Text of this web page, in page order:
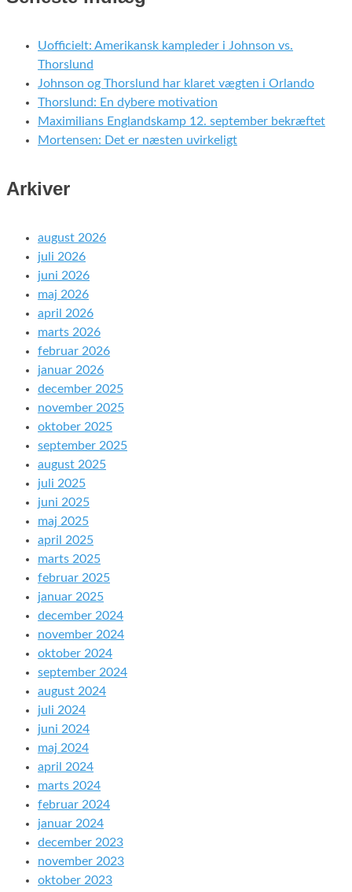
Uofficielt: Amerikansk kampleder i Johnson vs.
Thorslund
Johnson og Thorslund har klaret vægten i Orlando
Thorslund: En dybere motivation
Maximilians Englandskamp 12. september bekræftet
Mortensen: Det er næsten uvirkeligt
Arkiver
august 2026
juli 2026
juni 2026
maj 2026
april 2026
marts 2026
februar 2026
januar 2026
december 2025
november 2025
oktober 2025
september 2025
august 2025
juli 2025
juni 2025
maj 2025
april 2025
marts 2025
februar 2025
januar 2025
december 2024
november 2024
oktober 2024
september 2024
august 2024
juli 2024
juni 2024
maj 2024
april 2024
marts 2024
februar 2024
januar 2024
december 2023
november 2023
oktober 2023